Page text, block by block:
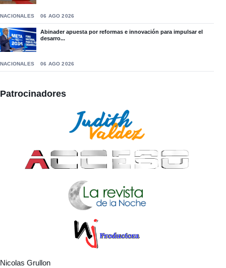
NACIONALES 06 AGO 2026
Abinader apuesta por reformas e innovación para impulsar el
desarro...
NACIONALES 06 AGO 2026
Patrocinadores
Nicolas Grullon